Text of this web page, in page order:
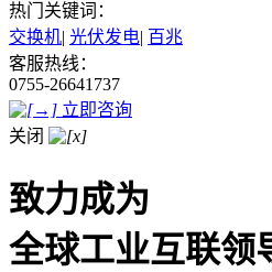
热门关键词：
交换机| 光伏发电| 百兆
客服热线：
0755-26641737
立即咨询
关闭
致力成为
全球工业互联领